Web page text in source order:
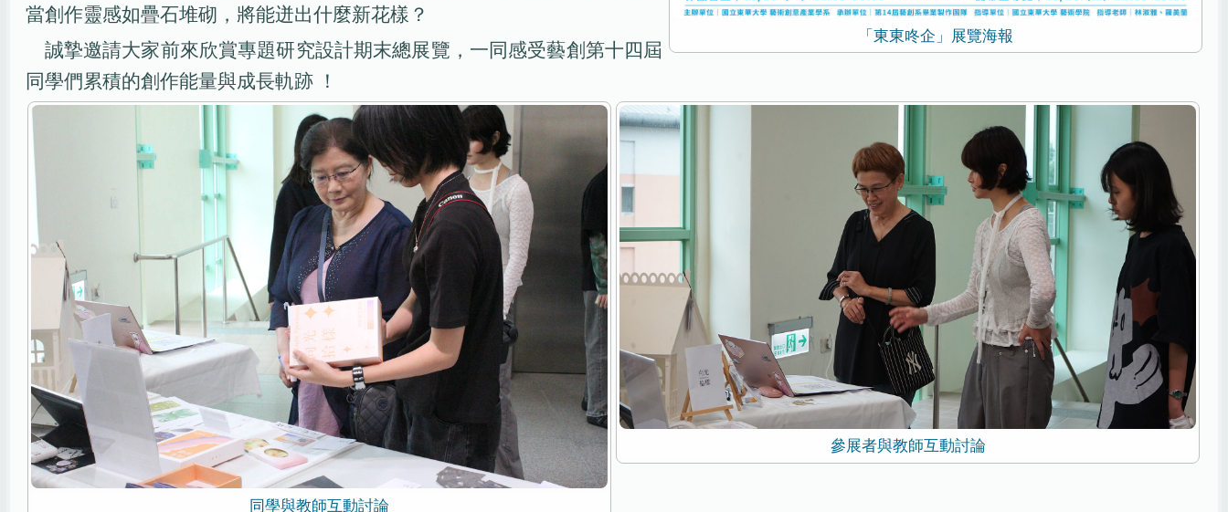
「東東咚企」展覽海報
當創作靈感如疊石堆砌，將能迸出什麼新花樣？
誠摯邀請大家前來欣賞專題研究設計期末總展覽，一同感受藝創第十四屆
同學們累積的創作能量與成長軌跡 ！
同學與教師互動討論
參展者與教師互動討論